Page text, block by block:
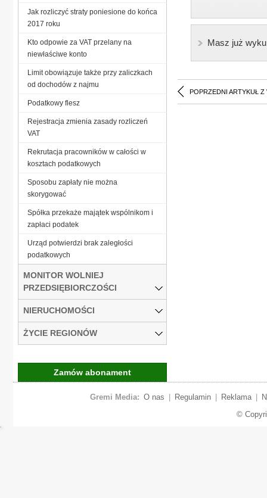
Masz już
POPRZEDNI ARTYKUŁ Z
Jak rozliczyć straty poniesione do końca
2017 roku
Kto odpowie za VAT przelany na
niewłaściwe konto
Limit obowiązuje także przy zaliczkach
od dochodów z najmu
Podatkowy flesz
Rejestracja zmienia zasady rozliczeń
VAT
Rekrutacja pracowników w całości w
kosztach podatkowych
Sposobu zapłaty nie można
skorygować
Spółka przekaże majątek wspólnikom i
zapłaci podatek
Urząd potwierdzi brak zaległości
podatkowych
MONITOR WOLNIEJ
PRZEDSIĘBIORCZOŚCI
NIERUCHOMOŚCI
ŻYCIE REGIONÓW
Zamów abonament
Gremi Media: O nas Regulamin Reklama
©